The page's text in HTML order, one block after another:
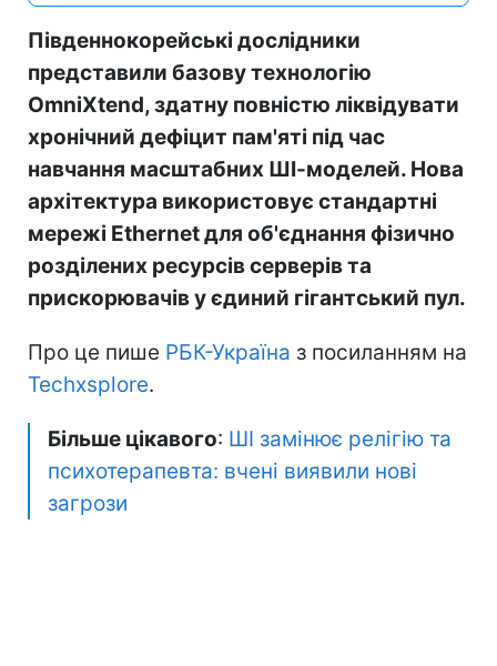
Південнокорейські дослідники
представили базову технологію
OmniXtend, здатну повністю ліквідувати
хронічний дефіцит пам'яті під час
навчання масштабних ШІ-моделей. Нова
архітектура використовує стандартні
мережі Ethernet для об'єднання фізично
розділених ресурсів серверів та
прискорювачів у єдиний гігантський пул.
Про це пише РБК-Україна з посиланням на
Techxsplore.
Більше цікавого: ШІ замінює релігію та
психотерапевта: вчені виявили нові
загрози